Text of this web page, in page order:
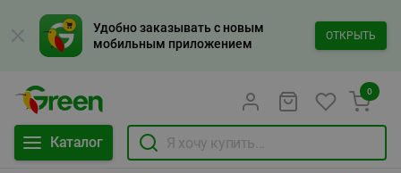
Удобно заказывать с новым
мобильным приложением
ОТКРЫТЬ
Каталог
0